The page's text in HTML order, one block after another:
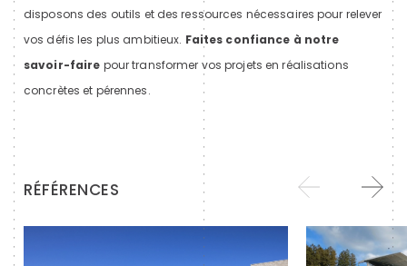
disposons des outils et des ressources nécessaires pour relever
vos défis les plus ambitieux. Faites confiance à notre
savoir-faire pour transformer vos projets en réalisations
concrètes et pérennes.
RÉFÉRENCES